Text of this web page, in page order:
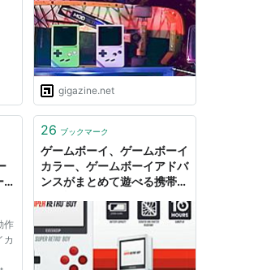
イ」「アルミ合金製の外装」
など機能モリモリで当時のカ
セットもプレイ可能
gigazine.net
心
作
カ
26 ブックマーク
ゲームボーイ、ゲームボーイ
カラー、ゲームボーイアドバ
ンスがまとめて遊べる携帯ゲ
イ」が海外で発表に | ねとら
ぼ